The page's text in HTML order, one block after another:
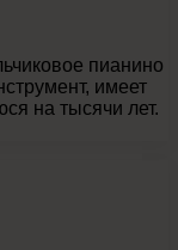
пианино
имеет
на тысячи лет.